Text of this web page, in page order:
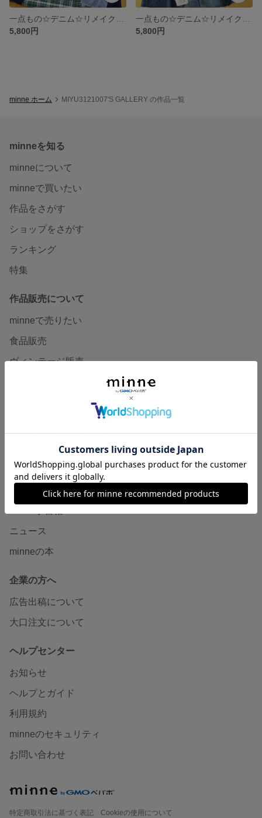
5,800円
5,800円
minne ホーム MIYU3121007'S GALLERY の作品一覧
minneを知る
minneについて
minneで買いたい
作品をさがす
ショップをさがす
ランキング
特集
作品販売について
minneで売りたい
食品販売
ヴィンテージ販売
読みもの
minneとものづくりと
ニュース
minneの本
企業の方へ
広告出稿について
大口注文について
ヘルプセンター
お知らせ
ヘルプとガイド
利用規約
minneのセキュリティ
お問い合わせ
特定商取引法に基づく表記
Cookieの使用について